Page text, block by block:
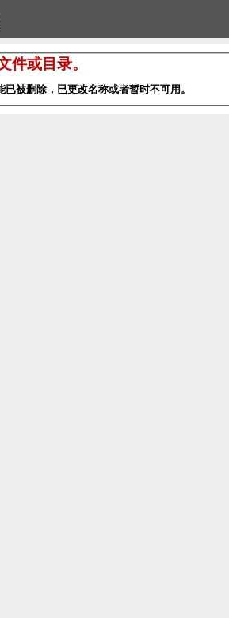
件或目录。
被删除，已更改名称或者暂时不可用。